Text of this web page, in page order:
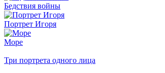
Бедствия войны
Портрет Игоря
Море
Три портрета одного лица